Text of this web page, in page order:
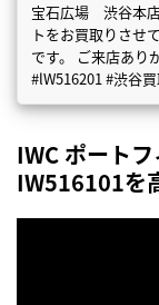
宝石広場 渋谷本
トをお買取りさせ
です。 ご来店あり
#lW516201 #渋谷
IWC ポート
IW516101を